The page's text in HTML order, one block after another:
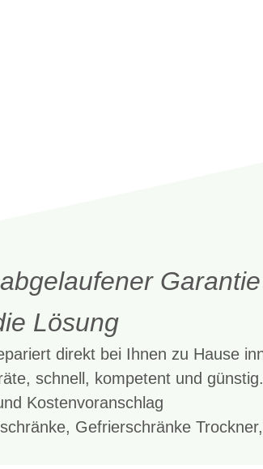
Lösung
direkt bei Ihnen zu Hause
schnell, kompetent und günstig.
Kostenvoranschlag
Gefrierschränke